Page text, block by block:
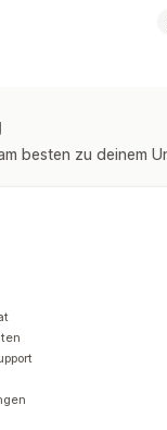
Emojis und Sticker
Bestellungen
Shops
besten zu deinem